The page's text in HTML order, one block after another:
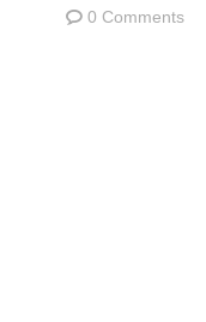
0 Comments